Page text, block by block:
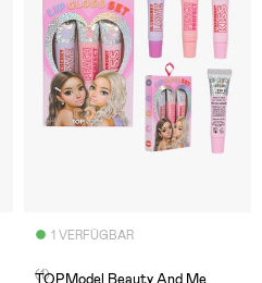
1 VERFÜGBAR
(1)